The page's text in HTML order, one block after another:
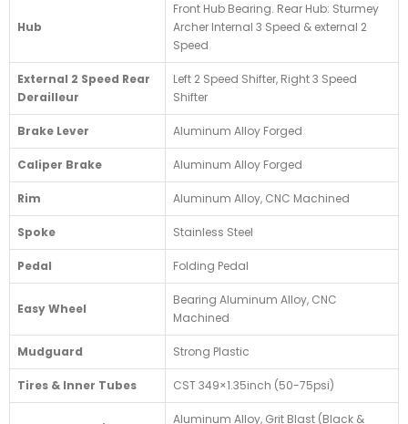
Hub
Front Hub Bearing. Rear Hub: Sturmey
Archer Internal 3 Speed & external 2
Speed
External 2 Speed Rear
Derailleur
Left 2 Speed Shifter, Right 3 Speed
Shifter
Brake Lever Aluminum Alloy Forged
Caliper Brake Aluminum Alloy Forged
Rim Aluminum Alloy, CNC Machined
Spoke Stainless Steel
Pedal Folding Pedal
Easy Wheel
Bearing Aluminum Alloy, CNC
Machined
Mudguard Strong Plastic
Tires & Inner Tubes CST 349×1.35inch (50-75psi)
Aluminum Alloy, Grit Blast (Black &